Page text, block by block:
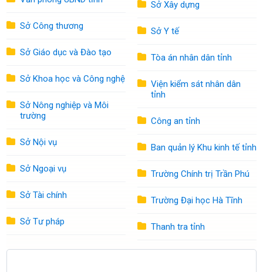
Long (2026), TP.HCM lấy ý kiến người dân về hiệu quả vận hành
mô hình chính quyền địa phương hai cấp, https://tuoitre.vn, ngày
6/5/2026.13 Hồ Chí Minh, Toàn tập, tập 15, Nxb.CTQG-ST, Hà Nội,
2011, tr.668.vov.vn🔗Xem link nguồn
Sở Công thương
Sở Giáo dục và Đào tạo
Sở Khoa học và Công nghệ
Sở Nông nghiệp và Môi
trường
Sở Nội vụ
Sở Ngoại vụ
Sở Tài chính
Sở Tư pháp
Sở Xây dựng
Sở Y tế
Tòa án nhân dân tỉnh
Viện kiểm sát nhân dân
tỉnh
Công an tỉnh
Ban quản lý Khu kinh tế tỉnh
Trường Chính trị Trần Phú
Trường Đại học Hà Tĩnh
Thanh tra tỉnh